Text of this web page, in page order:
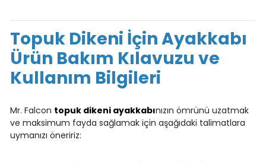
Topuk Dikeni İçin Ayakkabı
Ürün Bakım Kılavuzu ve
Kullanım Bilgileri
Mr. Falcon topuk dikeni ayakkabınızın ömrünü uzatmak
ve maksimum fayda sağlamak için aşağıdaki talimatlara
uymanızı öneririz: